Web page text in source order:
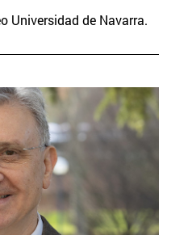
Universidad de Navarra.